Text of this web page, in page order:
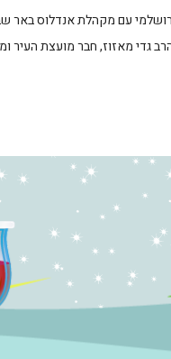
עם מקהלת אנדלוס באר
גדי מאזוז, חבר מועצת העיר